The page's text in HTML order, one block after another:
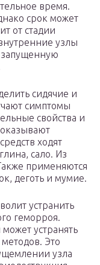
время.
срок может
от стадии
узлы
запущенную
сидячие и
симптомы
свойства и
ходят
сало. Из
применяются
деготь и мумие.
устранить
геморроя.
устранять
Это
узла